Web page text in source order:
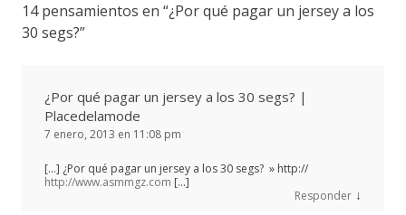
14 pensamientos en “¿Por qué pagar un jersey a los
30 segs?”
¿Por qué pagar un jersey a los 30 segs? |
Placedelamode
7 enero, 2013 en 11:08 pm
[…] ¿Por qué pagar un jersey a los 30 segs? » http://
http://www.asmmgz.com […]
Responder ↓